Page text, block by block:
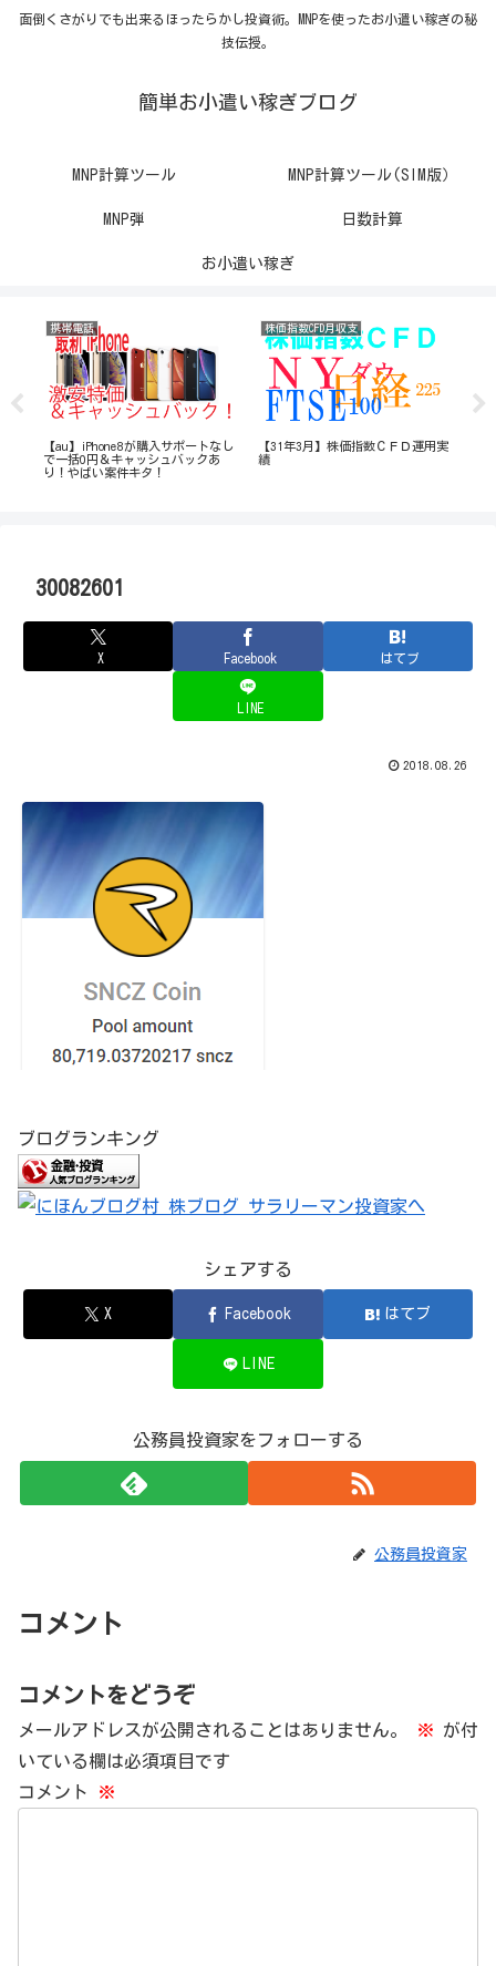
面倒くさがりでも出来るほったらかし投資術。MNPを使ったお小遣い稼ぎの秘
技伝授。
簡単お小遣い稼ぎブログ
MNP計算ツール MNP計算ツール(SIM版）
MNP弾 日数計算
お小遣い稼ぎ
携帯電話
【au】iPhone8が購入サポートなし
で一括0円＆キャッシュバックあ
り！やばい案件キタ！
株価指数CFD月収支
【31年3月】株価指数ＣＦＤ運用実
績
30082601
X Facebook はてブ
LINE
2018.08.26
ブログランキング
シェアする
X Facebook はてブ
LINE
公務員投資家をフォローする
公務員投資家
コメント
コメントをどうぞ
メールアドレスが公開されることはありません。 ※ が付
いている欄は必須項目です
コメント
※